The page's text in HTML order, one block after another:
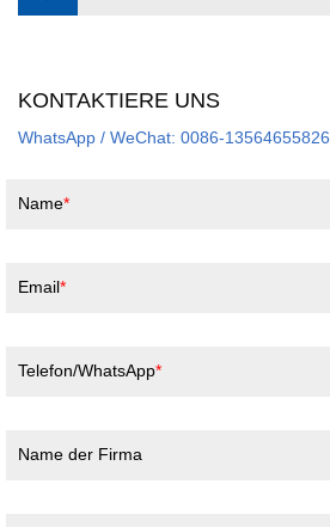
KONTAKTIERE UNS
WhatsApp / WeChat: 0086-13564655826
Name
Email
Telefon/WhatsApp
Name der Firma